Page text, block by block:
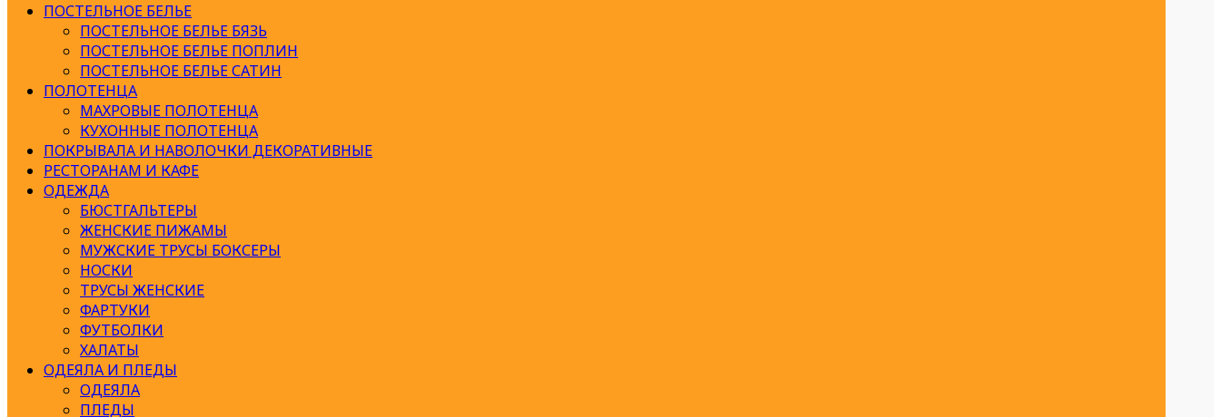
ПОСТЕЛЬНОЕ БЕЛЬЕ
ПОСТЕЛЬНОЕ БЕЛЬЕ БЯЗЬ
ПОСТЕЛЬНОЕ БЕЛЬЕ ПОПЛИН
ПОСТЕЛЬНОЕ БЕЛЬЕ САТИН
ПОЛОТЕНЦА
МАХРОВЫЕ ПОЛОТЕНЦА
КУХОННЫЕ ПОЛОТЕНЦА
ПОКРЫВАЛА И НАВОЛОЧКИ ДЕКОРАТИВНЫЕ
РЕСТОРАНАМ И КАФЕ
ОДЕЖДА
БЮСТГАЛЬТЕРЫ
ЖЕНСКИЕ ПИЖАМЫ
МУЖСКИЕ ТРУСЫ БОКСЕРЫ
НОСКИ
ТРУСЫ ЖЕНСКИЕ
ФАРТУКИ
ФУТБОЛКИ
ХАЛАТЫ
ОДЕЯЛА И ПЛЕДЫ
ОДЕЯЛА
ПЛЕДЫ